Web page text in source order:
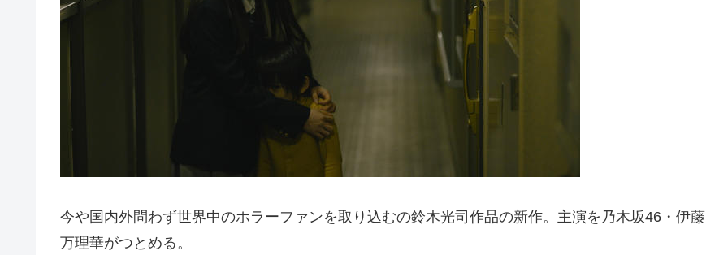
今や国内外問わず世界中のホラーファンを取り込むの鈴木光司作品の新作。主演を乃木坂46・伊藤
万理華がつとめる。